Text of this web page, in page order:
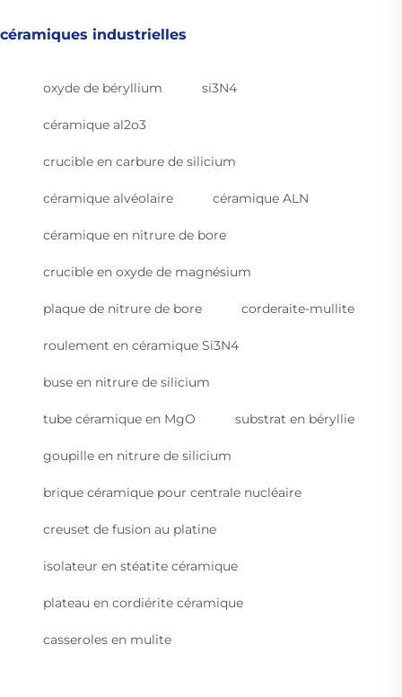
céramiques industrielles
oxyde de béryllium si3N4
céramique al2o3
crucible en carbure de silicium
céramique alvéolaire céramique ALN
céramique en nitrure de bore
crucible en oxyde de magnésium
plaque de nitrure de bore corderaite-mullite
roulement en céramique Si3N4
buse en nitrure de silicium
tube céramique en MgO substrat en béryllie
goupille en nitrure de silicium
brique céramique pour centrale nucléaire
creuset de fusion au platine
isolateur en stéatite céramique
plateau en cordiérite céramique
casseroles en mulite